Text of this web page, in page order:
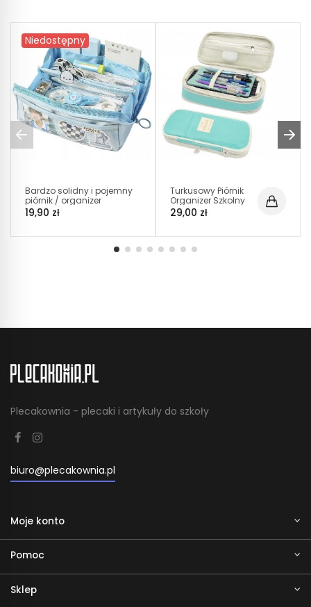
Niedostępny
Bardzo solidny i pojemny
piórnik / organizer
Niebieski 3 Kieszenie
(C037)
19,90 zł
Turkusowy Piórnik
Organizer Szkolny
Saszetka (C004)
29,00 zł
Plecakownia - plecaki i artykuły do szkoły
biuro@plecakownia.pl
Moje konto
Pomoc
Sklep